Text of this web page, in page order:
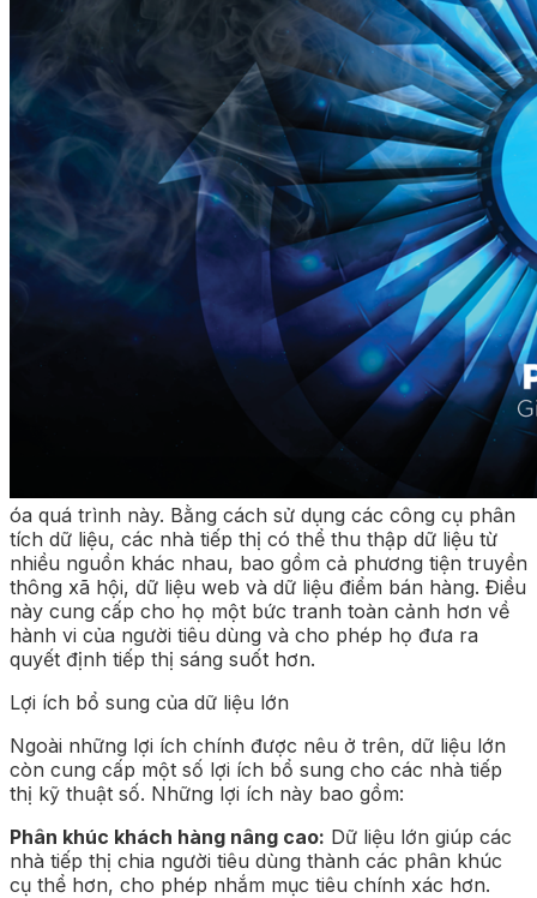
óa quá trình này. Bằng cách sử dụng các công cụ phân
tích dữ liệu, các nhà tiếp thị có thể thu thập dữ liệu từ
nhiều nguồn khác nhau, bao gồm cả phương tiện truyền
thông xã hội, dữ liệu web và dữ liệu điểm bán hàng. Điều
này cung cấp cho họ một bức tranh toàn cảnh hơn về
hành vi của người tiêu dùng và cho phép họ đưa ra
quyết định tiếp thị sáng suốt hơn.
Lợi ích bổ sung của dữ liệu lớn
Ngoài những lợi ích chính được nêu ở trên, dữ liệu lớn
còn cung cấp một số lợi ích bổ sung cho các nhà tiếp
thị kỹ thuật số. Những lợi ích này bao gồm:
Phân khúc khách hàng nâng cao: Dữ liệu lớn giúp các
nhà tiếp thị chia người tiêu dùng thành các phân khúc
cụ thể hơn, cho phép nhắm mục tiêu chính xác hơn.